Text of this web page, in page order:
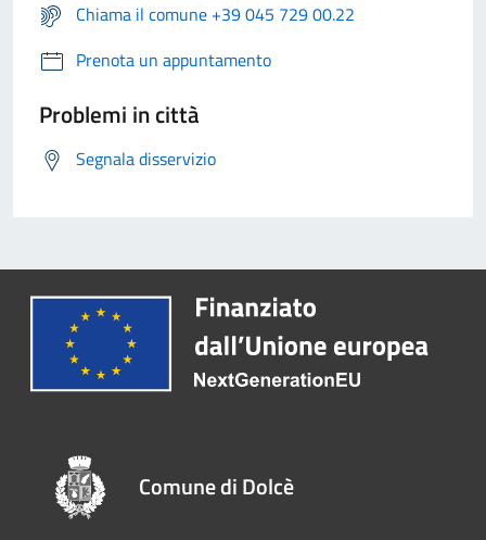
Chiama il comune +39 045 729 00.22
Prenota un appuntamento
Problemi in città
Segnala disservizio
Comune di Dolcè